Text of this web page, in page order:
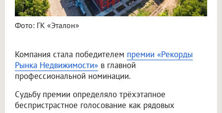
Фото: ГК «Эталон»
Компания стала победителем премии «Рекорды
Рынка Недвижимости» в главной
профессиональной номинации.
Судьбу премии определяло трёхэтапное
беспристрастное голосование как рядовых